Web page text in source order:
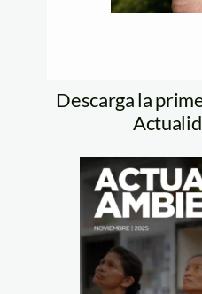
Descarga la